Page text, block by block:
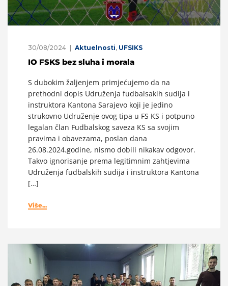
30/08/2024 Aktuelnosti, UFSIKS
IO FSKS bez sluha i morala
S dubokim žaljenjem primjećujemo da na
prethodni dopis Udruženja fudbalsakih sudija i
instruktora Kantona Sarajevo koji je jedino
strukovno Udruženje ovog tipa u FS KS i potpuno
legalan član Fudbalskog saveza KS sa svojim
pravima i obavezama, poslan dana
26.08.2024.godine, nismo dobili nikakav odgovor.
Takvo ignorisanje prema legitimnim zahtjevima
Udruženja fudbalskih sudija i instruktora Kantona
[…]
Više...